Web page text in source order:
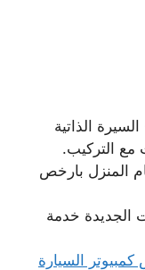
الذاتية
مع التركيب.
المنزل بارخص
الجديدة خدمة
السيارة